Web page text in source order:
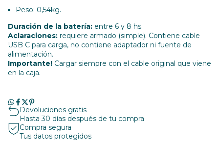
Peso: 0,54kg.
Duración de la batería: entre 6 y 8 hs.
Aclaraciones: requiere armado (simple). Contiene cable
USB C para carga, no contiene adaptador ni fuente de
alimentación.
Importante! Cargar siempre con el cable original que viene
en la caja.
Devoluciones gratis
Hasta 30 días después de tu compra
Compra segura
Tus datos protegidos